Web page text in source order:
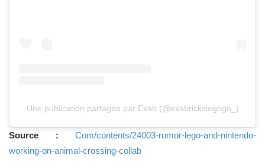
Une publication partagée par Exab (@exabrickslegogo_)
Source :
Com/contents/24003-rumor-lego-and-nintendo-
working-on-animal-crossing-collab